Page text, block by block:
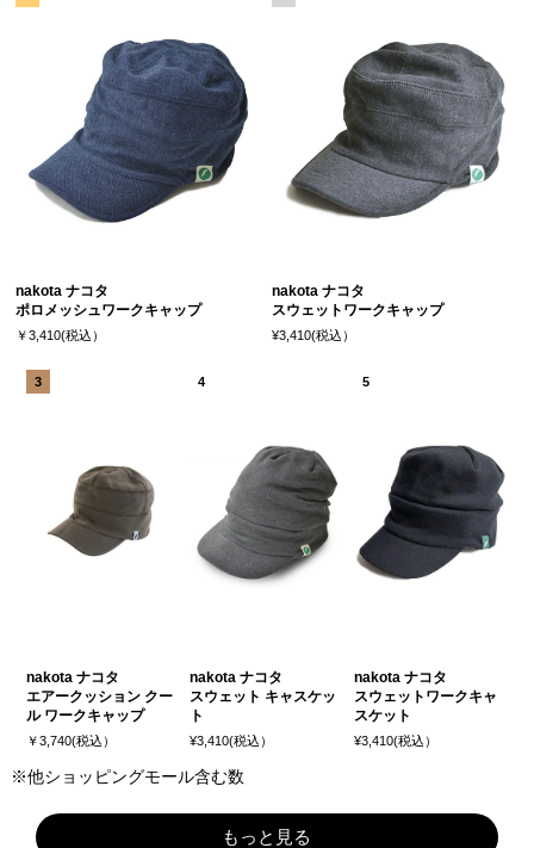
nakota ナコタ
ポロメッシュワークキャップ
￥3,410(税込）
nakota ナコタ
スウェットワークキャップ
¥3,410(税込）
nakota ナコタ
エアークッション クー
ル ワークキャップ
￥3,740(税込）
nakota ナコタ
スウェット キャスケッ
ト
¥3,410(税込）
nakota ナコタ
スウェットワークキャ
スケット
¥3,410(税込）
※他ショッピングモール含む数
もっと見る